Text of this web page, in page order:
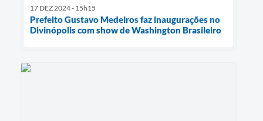
17 DEZ 2024 - 15h15
Prefeito Gustavo Medeiros faz inaugurações no
Divinópolis com show de Washington Brasileiro